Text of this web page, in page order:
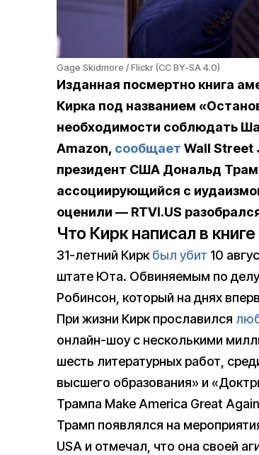
Gage Skidmore / Flickr (CC BY-SA 4.0)
Изданная посмертно книга
Кирка под названием
необходимости соблюдать
Amazon, сообщает Wall Street
президент США Дональд
ассоциирующийся с
оценили — RTVI.US
Что Кирк написал в
31-летний Киркбыл убит 10
штате Юта. Обвиняемым по делу
Робинсон, который на днях
При жизни Кирк прославился
онлайн-шоу с несколькими
шесть литературных работ,
высшего образования» и
Трампа Make America Great
Трамп появлялся на
USA и отмечал, что она своей